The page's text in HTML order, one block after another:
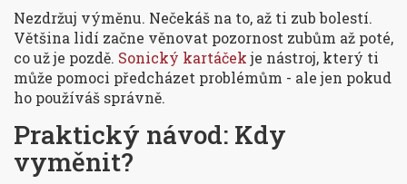
Nezdržuj výměnu. Nečekáš na to, až ti zub bolestí.
Většina lidí začne věnovat pozornost zubům až poté,
co už je pozdě. Sonický kartáčekje nástroj, který ti
může pomoci předcházet problémům - ale jen pokud
ho používáš správně.
Praktický návod: Kdy
vyměnit?